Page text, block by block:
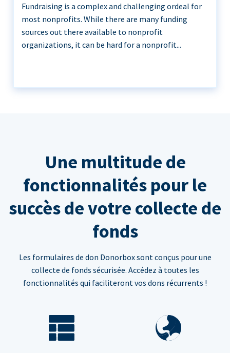
Fundraising is a complex and challenging ordeal for
most nonprofits. While there are many funding
sources out there available to nonprofit
organizations, it can be hard for a nonprofit...
Une multitude de
fonctionnalités pour le
succès de votre collecte de
fonds
Les formulaires de don Donorbox sont conçus pour une
collecte de fonds sécurisée. Accédez à toutes les
fonctionnalités qui faciliteront vos dons récurrents !